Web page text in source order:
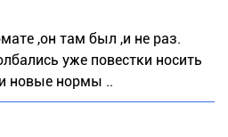
,он там был ,и не раз.
уже повестки носить
новые нормы ..